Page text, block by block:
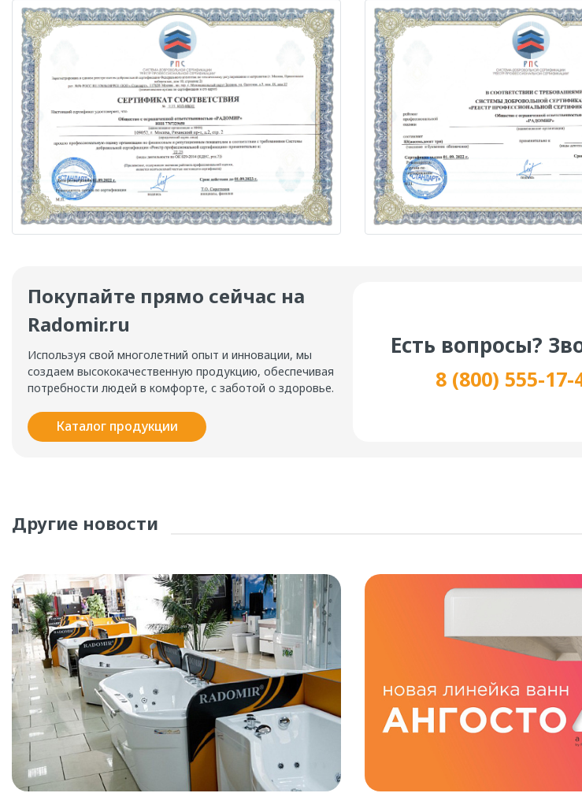
Покупайте прямо сейчас на
Radomir.ru
Используя свой многолетний опыт и инновации, мы
создаем высококачественную продукцию, обеспечивая
потребности людей в комфорте, с заботой о здоровье.
Каталог продукции
Есть вопросы?
8 (800) 555-17-
Другие новости